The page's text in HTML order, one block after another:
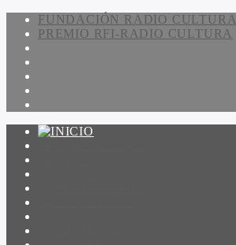
FUNDACIÓN RADIO CULTURA
PREMIO RFI-RADIO CULTURA